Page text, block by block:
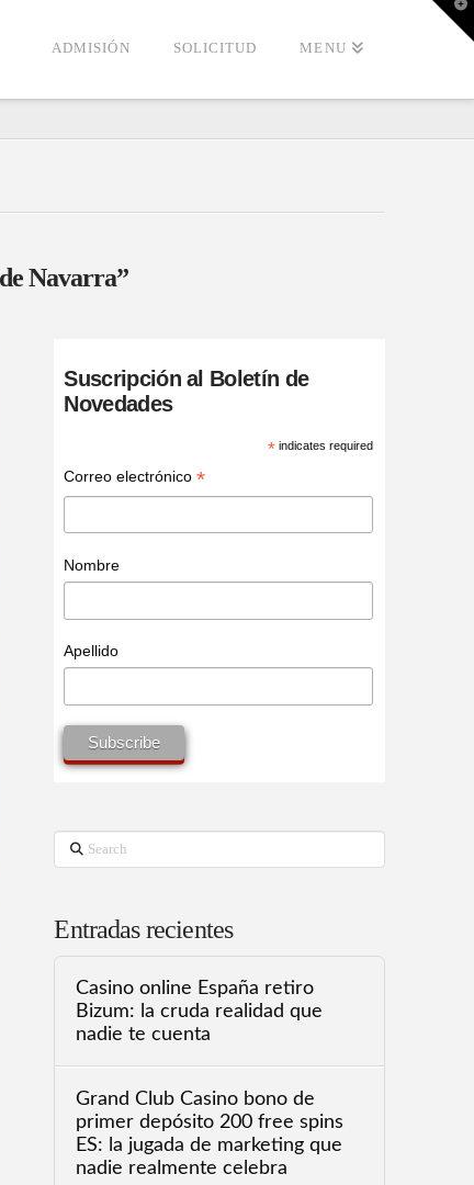
ADMISIÓN SOLICITUD MENU
Navarra”
Suscripción al Boletín de
Novedades
*indicates required
Correo electrónico*
Nombre
Apellido
Search
Entradas recientes
Casino online España retiro
Bizum: la cruda realidad que
nadie te cuenta
Grand Club Casino bono de
primer depósito 200 free spins
ES: la jugada de marketing que
nadie realmente celebra